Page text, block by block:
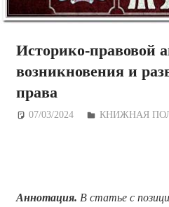
Историко-правовой
возникновения и
права
07/03/2024 Дежурный по
КНИЖНАЯ
Аннотация. В статье с